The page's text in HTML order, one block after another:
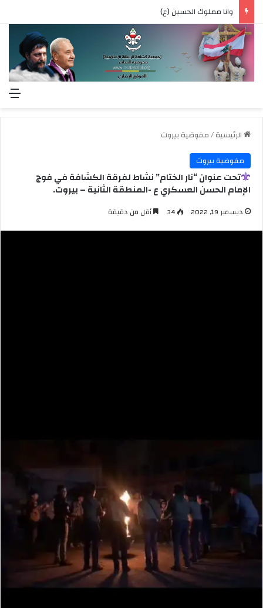
وانا مملوك الحسين (ع)
الرئيسية/مفوضية بيروت
مفوضية بيروت
تحت عنوان “نار الختام” نشاط لفرقة الكشافة في فوج
الإمام الحسن العسكري ع -المنطقة الثانية – بيروت.
ديسمبر 19, 2022 34 أقل من دقيقة